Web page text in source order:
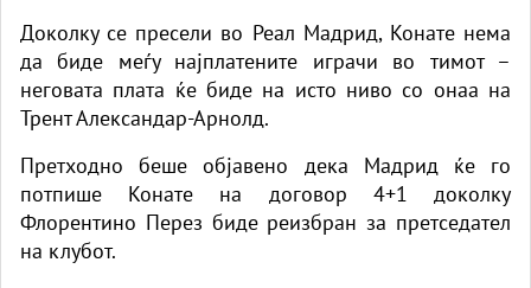
Доколку се пресели во Реал Мадрид, Конате нема
да биде меѓу најплатените играчи во тимот –
неговата плата ќе биде на исто ниво со онаа на
Трент Александар-Арнолд.
Претходно беше објавено дека Мадрид ќе го
потпише Конате на договор 4+1 доколку
Флорентино Перез биде реизбран за претседател
на клубот.